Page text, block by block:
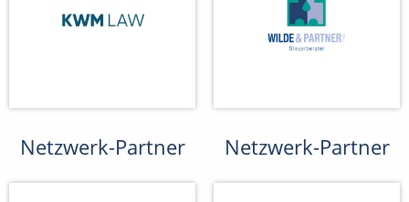
Netzwerk-Partner Netzwerk-Partner